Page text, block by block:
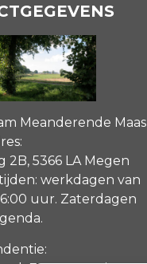
Meanderende Maas
2B, 5366 LA Megen
werkdagen van
uur. Zaterdagen
.